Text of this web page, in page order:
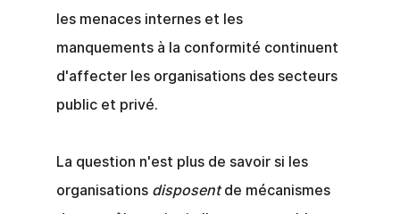
les menaces internes et les
manquements à la conformité continuent
d'affecter les organisations des secteurs
public et privé.
La question n'est plus de savoir si les
organisations disposent de mécanismes